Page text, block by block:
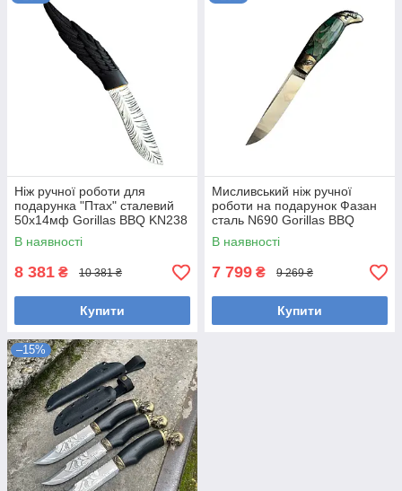
Ніж ручної роботи для
подарунка "Птах" сталевий
50х14мф Gorillas BBQ KN238
В наявності
8 381 ₴ 10 381 ₴
Купити
Мисливський ніж ручної
роботи на подарунок Фазан
сталь N690 Gorillas BBQ
(KN260)
В наявності
7 799 ₴ 9 269 ₴
Купити
–15%